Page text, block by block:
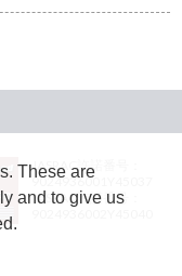
JASRAC許諾番号：
9024936001Y45037
JASRAC許諾番号：
These are
and to give us